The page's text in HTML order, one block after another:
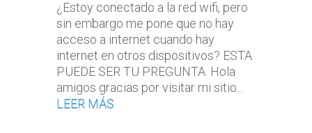
¿Estoy conectado a la red wifi, pero
sin embargo me pone que no hay
acceso a internet cuando hay
internet en otros dispositivos? ESTA
PUEDE SER TU PREGUNTA. Hola
amigos gracias por visitar mi sitio...
LEER MÁS